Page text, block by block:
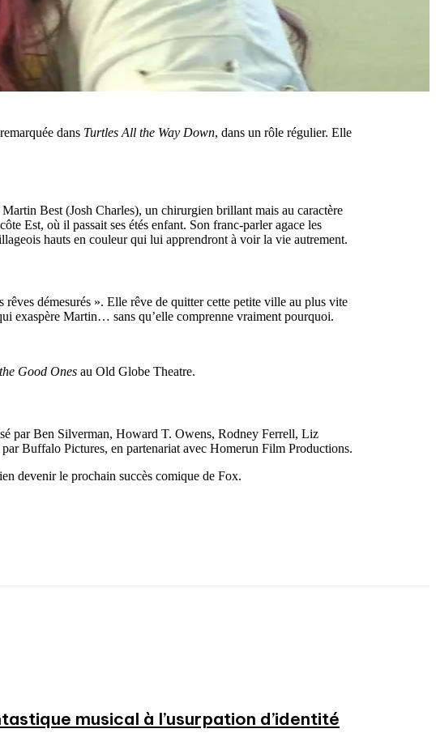
dans Turtles All the Way Down, dans un rôle régulier. Elle
Best (Josh Charles), un chirurgien brillant mais au caractère
Est, où il passait ses étés enfant. Son franc-parler agace les
hauts en couleur qui lui apprendront à voir la vie autrement.
démesurés ». Elle rêve de quitter cette petite ville au plus vite
exaspère Martin… sans qu’elle comprenne vraiment pourquoi.
Good Ones au Old Globe Theatre.
par Ben Silverman, Howard T. Owens, Rodney Ferrell, Liz
Buffalo Pictures, en partenariat avec Homerun Film Productions.
devenir le prochain succès comique de Fox.
musical à l’usurpation d’identité